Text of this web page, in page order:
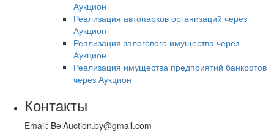
Аукцион
Реализация автопарков организаций через
Аукцион
Реализация залогового имущества через
Аукцион
Реализация имущества предприятий банкротов
через Аукцион
Контакты
Email: BelAuction.by@gmail.com